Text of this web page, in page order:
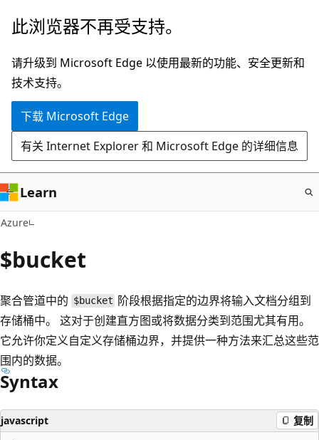
跳
主
要
内
此浏览器不再受支持。
请升级到 Microsoft Edge 以使用最新的功能、安全更新和
技术支持。
下载 Microsoft Edge
有关 Internet Explorer 和 Microsoft Edge 的详细信息
Learn
Azure
$bucket
聚合管道中的 $bucket 阶段根据指定的边界将输入文档分组到
存储桶中。 这对于创建直方图或将数据分类到范围尤其有用。
它允许你定义自定义存储桶边界，并提供一种方法来汇总这些范
围内的数据。
Syntax
javascript 复制